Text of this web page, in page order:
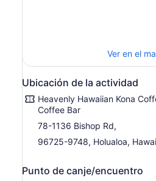
Ver en el
Ubicación de la actividad
Heavenly Hawaiian Kona
Coffee Bar
78-1136 Bishop Rd,
96725-9748, Holualoa,
Punto de canje/encuentro